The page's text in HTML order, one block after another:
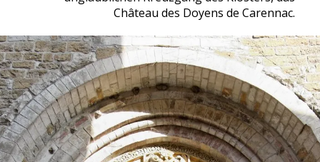
Château des Doyens de Carennac.